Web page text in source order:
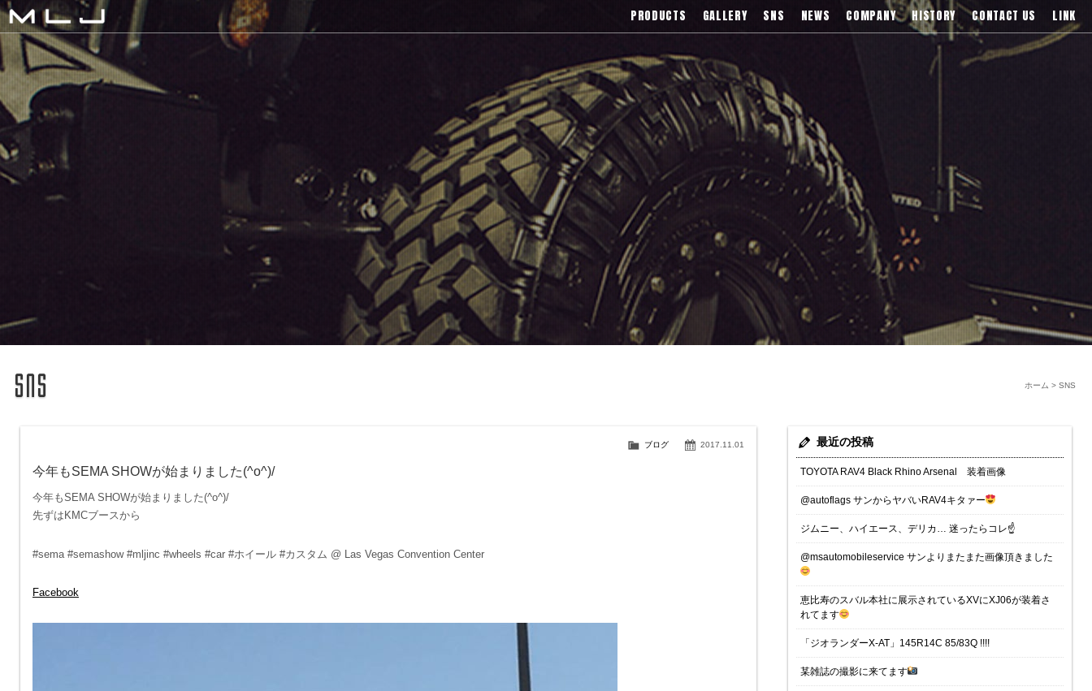
MLJ / Lexani(レクサーニ),Asanti(アサンティ),Wrest(ヴァレスト)などブランドアルミホイールの販売、輸入総代理店
PRODUCTS GALLERY SNS NEWS COMPANY HISTORY CONTACT US LINK
SNS
ホーム >
2017.11.01
ブログ
今年もSEMA SHOWが始まりました(^o^)/
今年もSEMA SHOWが始まりました(^o^)/
先ずはKMCブースから
#sema #semashow #mljinc #wheels #car #ホイール #カスタム @ Las Vegas Convention Center
Facebook
最近の投稿
TOYOTA RAV4 Black Rhino Arsenal 装着画像
@autoflags サンからヤバいRAV4キタァー
ジムニー、ハイエース、デリカ… 迷ったらコレ☝️
@msautomobileservice サンよりまたまた画像頂きました
恵比寿のスバル本社に展示されているXVにXJ06が装着さ
れてます
「ジオランダーX-AT」145R14C 85/83Q !!!!
某雑誌の撮影に来てます